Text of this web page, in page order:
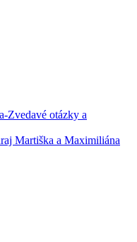
Zvedavé otázky a
Martiška a Maximiliána